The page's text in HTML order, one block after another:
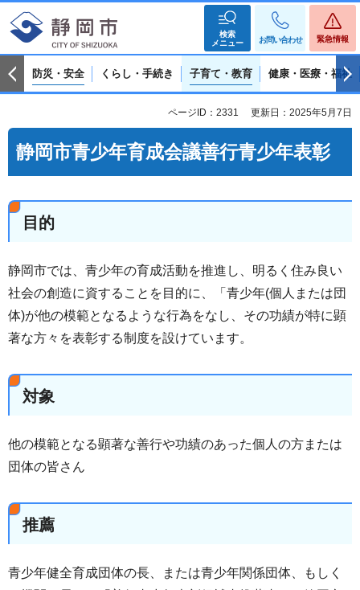
検索
メニュー
お問い合わせ 緊急情報
防災・安全 くらし・手続き 子育て・教育 健康・医療・福祉
ページID：2331 更新日：2025年5月7日
静岡市青少年育成会議善行青少年表彰
目的
静岡市では、青少年の育成活動を推進し、明るく住み良い
社会の創造に資することを目的に、「青少年(個人または団
体)が他の模範となるような行為をなし、その功績が特に顕
著な方々を表彰する制度を設けています。
対象
他の模範となる顕著な善行や功績のあった個人の方または
団体の皆さん
推薦
青少年健全育成団体の長、または青少年関係団体、もしく